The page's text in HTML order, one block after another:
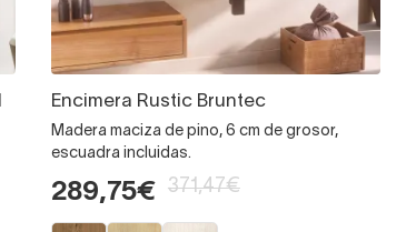
Encimera Rustic Bruntec
Madera maciza de pino, 6 cm de grosor,
escuadra incluidas.
289,75€ 371,47€